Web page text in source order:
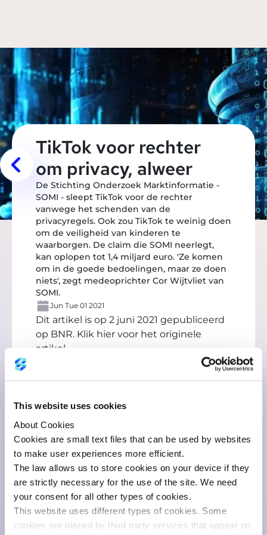
This website uses cookies
About Cookies
Cookies are small text files that can be used by websites
to make user experiences more efficient.
The law allows us to store cookies on your device if they
are strictly necessary for the use of the site. We need
your consent for all other types of cookies.
This website uses different types of cookies. Some
cookies are placed by third party services that appear on
TikTok voor rechter
om privacy, alweer
De Stichting Onderzoek Marktinformatie -
SOMI - sleept TikTok voor de rechter
vanwege het schenden van de
privacyregels. Ook zou TikTok te weinig doen
om de veiligheid van kinderen te
waarborgen. De claim die SOMI neerlegt,
kan oplopen tot 1,4 miljard euro. 'Ze komen
om in de goede bedoelingen, maar ze doen
niets', zegt medeoprichter Cor Wijtvliet van
SOMI.
Jun Tue 01 2021
Dit artikel is op 2 juni 2021 gepubliceerd
op BNR. Klik hier voor het originele
artikel
You might also like: